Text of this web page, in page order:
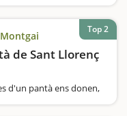
on podreu
van tenir lloc el…
de Sant Llorenç
d'un pantà ens donen,
Top 2